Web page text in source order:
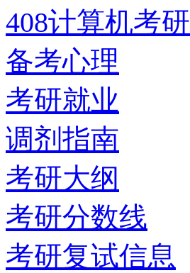
408计算机考研
备考心理
考研就业
调剂指南
考研大纲
考研分数线
考研复试信息